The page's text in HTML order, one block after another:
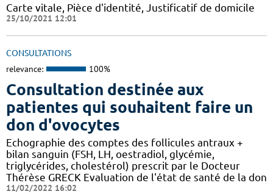
Carte vitale, Pièce d'identité, Justificatif de domicile
25/10/2021 12:01
CONSULTATIONS
relevance: 100%
Consultation destinée aux
patientes qui souhaitent faire un
don d'ovocytes
Echographie des comptes des follicules antraux +
bilan sanguin (FSH, LH, oestradiol, glycémie,
triglycérides, cholestérol) prescrit par le Docteur
Thérèse GRECK Evaluation de l'état de santé de la don
11/02/2022 16:02